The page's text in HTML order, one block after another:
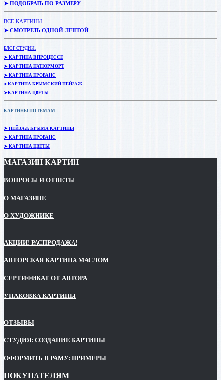
➤ ПОДОБРАТЬ ПО РАЗМЕРУ
ВСЕ КАРТИНЫ:
➤ СМОТРЕТЬ ОДНОЙ ЛЕНТОЙ
БЛОГ СТУДИИ.
➤ КАРТИНА В ПРОЦЕССЕ
➤ КАРТИНА НАТЮРМОРТ
➤ КАРТИНА ПРОВАНС
➤КАРТИНА КРЫМСКИЙ ПЕЙЗАЖ
➤КАРТИНА ЦВЕТЫ
КАРТИНЫ ПО ТЕМАМ:
➤ ПЕЙЗАЖ КРЫМА КАРТИНЫ
➤ КАРТИНА ПРОВАНС
➤ КАРТИНА ЦВЕТЫ
МАГАЗИН КАРТИН
ВОПРОСЫ И ОТВЕТЫ
О МАГАЗИНЕ
О ХУДОЖНИКЕ
АКЦИИ! РАСПРОДАЖА!
АВТОРСКАЯ КАРТИНА МАСЛОМ
СЕРТИФИКАТ ОТ АВТОРА
УПАКОВКА КАРТИНЫ
ОТЗЫВЫ
СТУДИЯ: СОЗДАНИЕ КАРТИНЫ
ОФОРМИТЬ В РАМУ: ПРИМЕРЫ
ПОКУПАТЕЛЯМ